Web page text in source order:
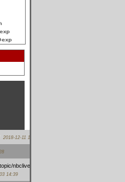
2018-12-11 15:42
nbcliveamerican-
14:39